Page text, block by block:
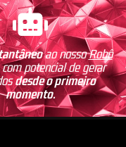
ao nossoRobô
com potencial de gerar
desde o primeiro
momento.